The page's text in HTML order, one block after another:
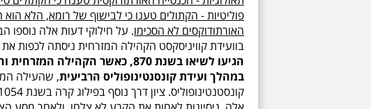
פוליטיות - הקתולים טענו כי לבישוף של רומא, הלא
האורתודוקסים לא הסכימו. על חילוקי דעות אלה נוספו
בוועידת קוויניסקסט הקהילה המזרחית ניסתה לכפות
הגיעו לשיאו בשנת 870, כאשר
במהלך ועידת קונסנטינופוליס הרביעית, שהעילה